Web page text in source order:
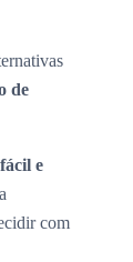
de
fácil e
com